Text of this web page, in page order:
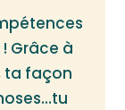
Grâce à
ta façon